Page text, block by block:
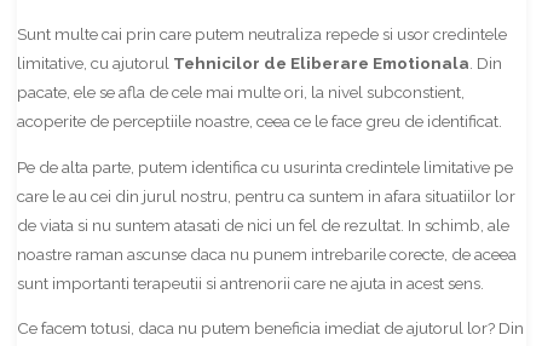
Sunt multe cai prin care putem neutraliza repede si usor credintele
limitative, cu ajutorul Tehnicilor de Eliberare Emotionala . Din
pacate, ele se afla de cele mai multe ori, la nivel subconstient,
acoperite de perceptiile noastre, ceea ce le face greu de identificat.
Pe de alta parte, putem identifica cu usurinta credintele limitative pe
care le au cei din jurul nostru, pentru ca suntem in afara situatiilor lor
de viata si nu suntem atasati de nici un fel de rezultat. In schimb, ale
noastre raman ascunse daca nu punem intrebarile corecte, de aceea
sunt importanti terapeutii si antrenorii care ne ajuta in acest sens.
Ce facem totusi, daca nu putem beneficia imediat de ajutorul lor? Din